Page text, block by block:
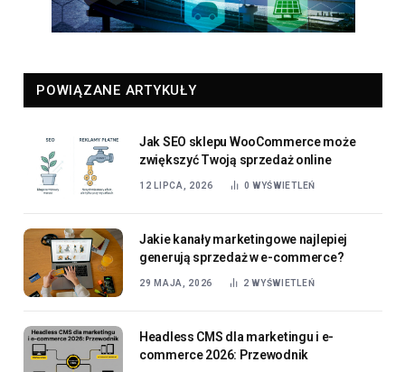
POWIĄZANE ARTYKUŁY
Jak SEO sklepu WooCommerce może
zwiększyć Twoją sprzedaż online
12 LIPCA, 2026 0 WYŚWIETLEŃ
Jakie kanały marketingowe najlepiej
generują sprzedaż w e-commerce?
29 MAJA, 2026 2WYŚWIETLEŃ
Headless CMS dla marketingu i e-
commerce 2026: Przewodnik